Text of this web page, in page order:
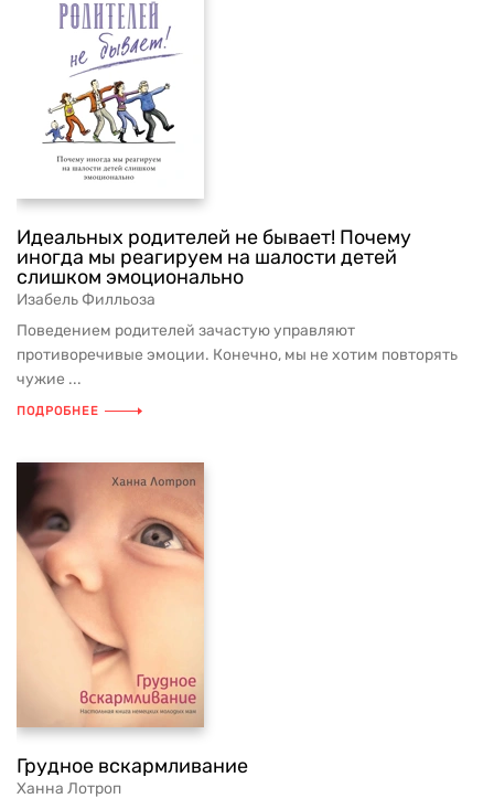
Идеальных родителей не бывает! Почему
иногда мы реагируем на шалости детей
слишком эмоционально
Изабель Филльоза
Поведением родителей зачастую управляют
противоречивые эмоции. Конечно, мы не хотим повторять
чужие ...
ПОДРОБНЕЕ
Грудное вскармливание
Ханна Лотроп